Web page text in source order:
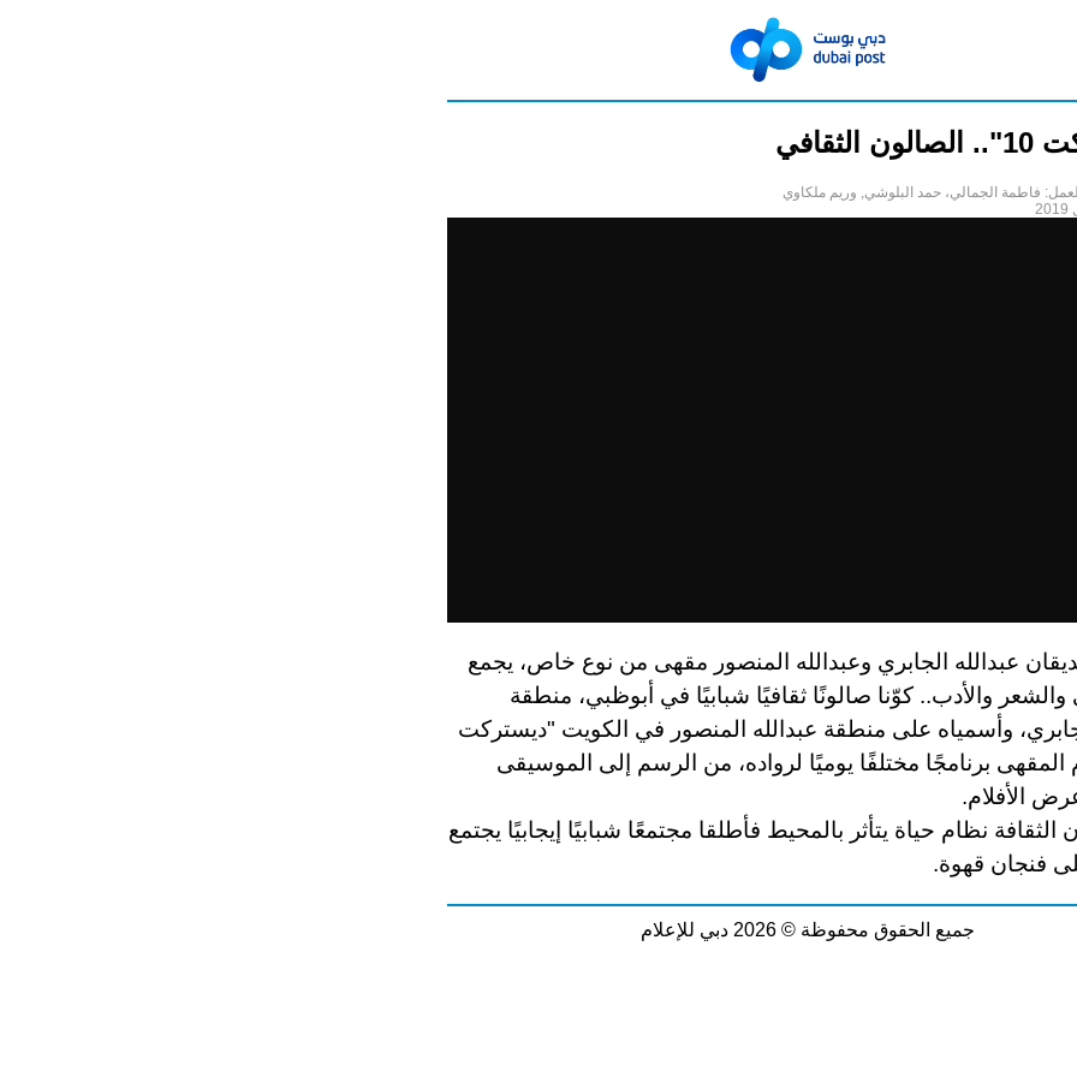
فاطمة الجمالي، حمد البلوشي, وريم ملكاوي
عبدالله الجابري وعبدالله المنصور مقهى من نوع خاص، يجمع
والشعر والأدب.. كوّنا صالونًا ثقافيًا شبابيًا في أبوظبي، منطقة
وأسمياه على منطقة عبدالله المنصور في الكويت "ديستركت
المقهى برنامجًا مختلفًا يوميًا لرواده، من الرسم إلى الموسيقى
الأفلام.
الثقافة نظام حياة يتأثر بالمحيط فأطلقا مجتمعًا شبابيًا إيجابيًا يجتمع
فنجان قهوة.
جميع الحقوق محفوظة © 2026 دبي للإعلام